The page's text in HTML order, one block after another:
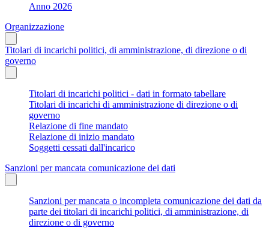
Anno 2026
Organizzazione
Titolari di incarichi politici, di amministrazione, di direzione o di
governo
Titolari di incarichi politici - dati in formato tabellare
Titolari di incarichi di amministrazione di direzione o di
governo
Relazione di fine mandato
Relazione di inizio mandato
Soggetti cessati dall'incarico
Sanzioni per mancata comunicazione dei dati
Sanzioni per mancata o incompleta comunicazione dei dati da
parte dei titolari di incarichi politici, di amministrazione, di
direzione o di governo